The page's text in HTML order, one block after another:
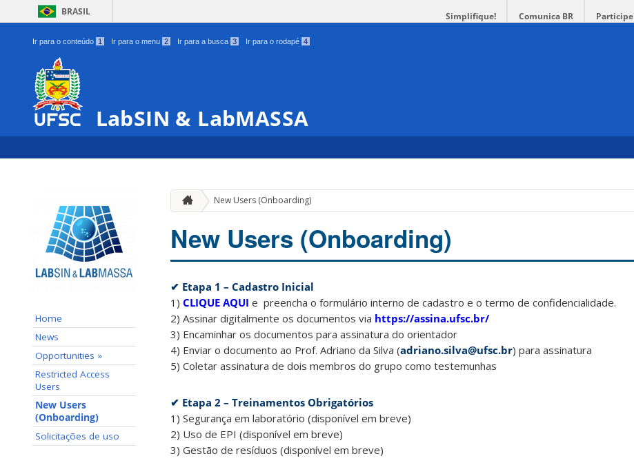
BRASIL Simplifique! Comunica BR Participe
Ir para o conteúdo 1 Ir para o menu 2 Ir para a busca 3 Ir para o rodapé 4
LabSIN & LabMASSA
Home
News
Opportunities »
Restricted Access
Users
New Users
(Onboarding)
Solicitações de uso
New Users (Onboarding)
New Users (Onboarding)
✔ Etapa 1 – Cadastro Inicial
1) CLIQUE AQUI e preencha o formulário interno de cadastro e o termo de confidencialidade.
2) Assinar digitalmente os documentos via https://assina.ufsc.br/
3) Encaminhar os documentos para assinatura do orientador
4) Enviar o documento ao Prof. Adriano da Silva (adriano.silva@ufsc.br) para assinatura
5) Coletar assinatura de dois membros do grupo como testemunhas
✔ Etapa 2 – Treinamentos Obrigatórios
1) Segurança em laboratório (disponível em breve)
2) Uso de EPI (disponível em breve)
3) Gestão de resíduos (disponível em breve)